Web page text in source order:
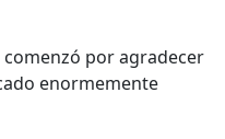
por agradecer
enormemente